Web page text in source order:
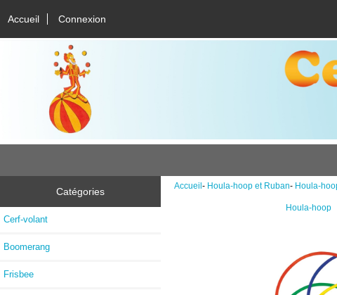
Accueil Connexion
Catégories
Cerf-volant
Boomerang
Frisbee
Accueil- Houla-hoop et Ruban- Houla-
Houla-hoop